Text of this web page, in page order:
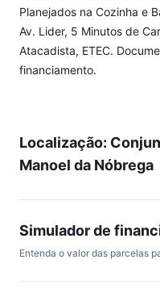
Planejados na Cozinha e
Av. Lider, 5 Minutos de
Atacadista, ETEC.
financiamento.
Localização:
Manoel da Nóbrega
Simulador de
Entenda o valor das parcelas